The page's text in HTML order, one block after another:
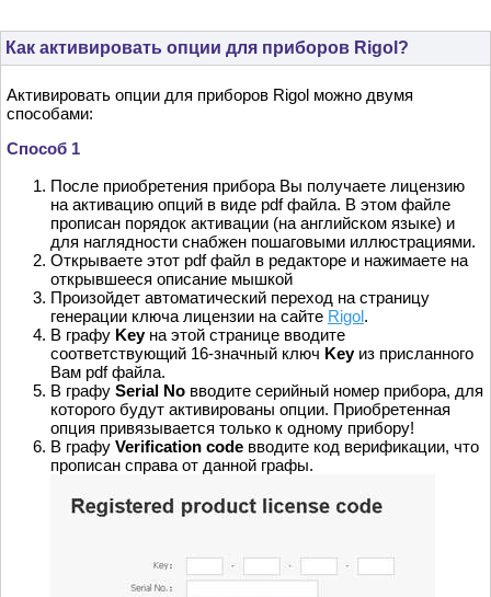
Как активировать опции для приборов Rigol?
Активировать опции для приборов Rigol можно двумя
способами:
Способ 1
После приобретения прибора Вы получаете лицензию
на активацию опций в виде pdf файла. В этом файле
прописан порядок активации (на английском языке) и
для наглядности снабжен пошаговыми иллюстрациями.
Открываете этот pdf файл в редакторе и нажимаете на
открывшееся описание мышкой
Произойдет автоматический переход на страницу
генерации ключа лицензии на сайте Rigol.
В графу Keyна этой странице вводите
соответствующий 16-значный ключ Keyиз присланного
Вам pdf файла.
В графу Serial No вводите серийный номер прибора, для
которого будут активированы опции. Приобретенная
опция привязывается только к одному прибору!
В графу Verification code вводите код верификации, что
прописан справа от данной графы.